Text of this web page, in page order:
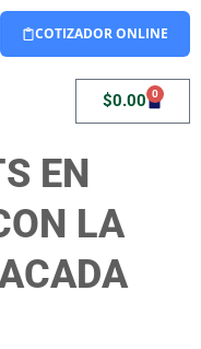
COTIZADOR ONLINE
$0.00 0
EN
LA